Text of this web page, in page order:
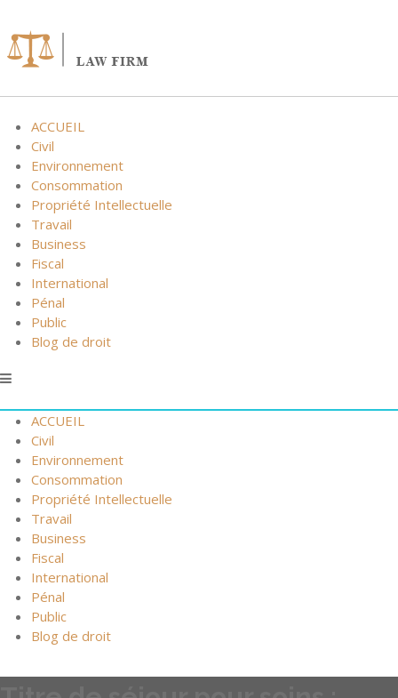
content
ACCUEIL
Civil
Environnement
Consommation
Propriété Intellectuelle
Travail
Business
Fiscal
International
Pénal
Public
Blog de droit
ACCUEIL
Civil
Environnement
Consommation
Propriété Intellectuelle
Travail
Business
Fiscal
International
Pénal
Public
Blog de droit